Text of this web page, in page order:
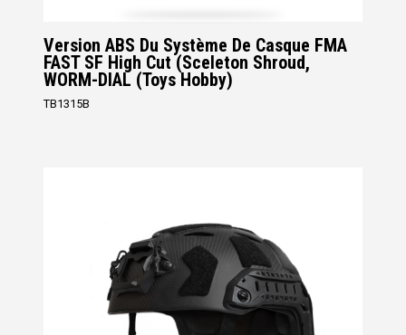
Version ABS Du Système De Casque FMA
FAST SF High Cut (Sceleton Shroud,
WORM-DIAL (Toys Hobby)
TB1315B